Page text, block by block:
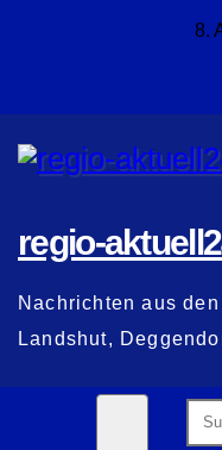
8.
regio-
Nachrichten aus
Landshut,